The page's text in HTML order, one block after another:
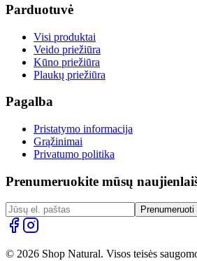
Parduotuvė
Visi produktai
Veido priežiūra
Kūno priežiūra
Plaukų priežiūra
Pagalba
Pristatymo informacija
Grąžinimai
Privatumo politika
Prenumeruokite mūsų
Prenumeruoti
© 2026 Shop Natural. Visos teisės